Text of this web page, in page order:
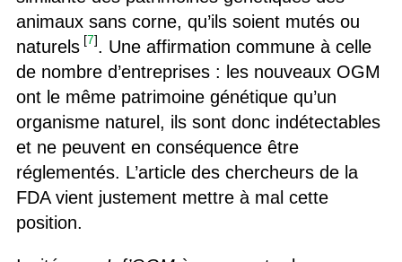
animaux sans corne, qu’ils soient mutés ou
naturels [7]. Une affirmation commune à celle
de nombre d’entreprises : les nouveaux OGM
ont le même patrimoine génétique qu’un
organisme naturel, ils sont donc indétectables
et ne peuvent en conséquence être
réglementés. L’article des chercheurs de la
FDA vient justement mettre à mal cette
position.